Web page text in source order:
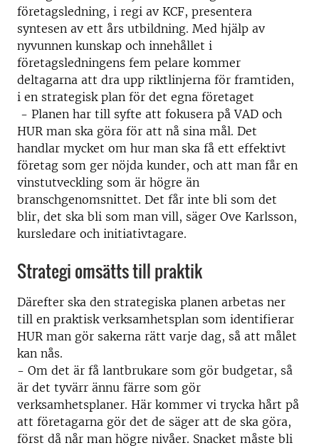
företagsledning, i regi av KCF, presentera
syntesen av ett års utbildning. Med hjälp av
nyvunnen kunskap och innehållet i
företagsledningens fem pelare kommer
deltagarna att dra upp riktlinjerna för framtiden,
i en strategisk plan för det egna företaget
- Planen har till syfte att fokusera på VAD och
HUR man ska göra för att nå sina mål. Det
handlar mycket om hur man ska få ett effektivt
företag som ger nöjda kunder, och att man får en
vinstutveckling som är högre än
branschgenomsnittet. Det får inte bli som det
blir, det ska bli som man vill, säger Ove Karlsson,
kursledare och initiativtagare.
Strategi omsätts till praktik
Därefter ska den strategiska planen arbetas ner
till en praktisk verksamhetsplan som identifierar
HUR man gör sakerna rätt varje dag, så att målet
kan nås.
- Om det är få lantbrukare som gör budgetar, så
är det tyvärr ännu färre som gör
verksamhetsplaner. Här kommer vi trycka hårt på
att företagarna gör det de säger att de ska göra,
först då når man högre nivåer. Snacket måste bli